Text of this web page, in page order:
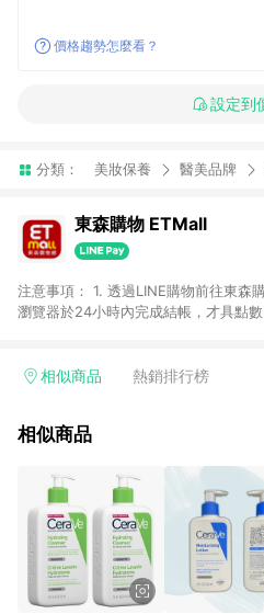
價格趨勢怎麼看？
設定到
分類： 美妝保養 醫美品牌
東森購物 ETMall
注意事項： 1. 透過LINE購物前往東森
瀏覽器於24小時內完成結帳，才具點
單，皆不在點數回饋範圍內。 3. 如購
球嚴選、商城、專案商品、「草莓網」
回饋。 5. 點數回饋會扣除所有折扣優
實際回饋請依LINE購物通知為主。 6.
ETMall站內之折扣優惠(包含但不限於
券等)，不具點數回饋資格。詳細請依
顯示為準。 7. LINE購物設有「單一商
殊活動時開放「回饋無上限」)，以同
計算，並依訂單成立時間當下LINE購
相似商品 熱銷排行榜
相似商品